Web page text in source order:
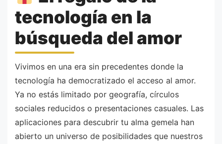
tecnología en la
búsqueda del amor
Vivimos en una era sin precedentes donde la
tecnología ha democratizado el acceso al amor.
Ya no estás limitado por geografía, círculos
sociales reducidos o presentaciones casuales. Las
aplicaciones para descubrir tu alma gemela han
abierto un universo de posibilidades que nuestros